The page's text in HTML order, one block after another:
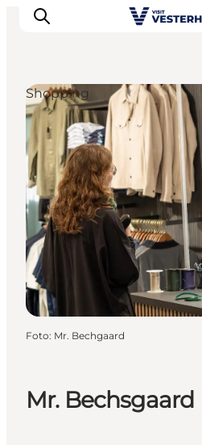
Det sker
Oplevelser
Vores Byer
Mad & Overnatning
Køb billet
Planlæg din ferie
Mr. Bechsgaard
Shopping
Foto: Mr. Bechgaard